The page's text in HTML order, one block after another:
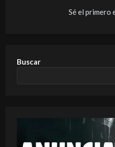
Sé el primero
Buscar